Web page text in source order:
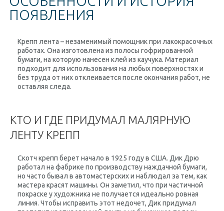
ПОЯВЛЕНИЯ
Крепп лента – незаменимый помощник при лакокрасочных
работах. Она изготовлена из полосы гофрированной
бумаги, на которую нанесен клей из каучука. Материал
подходит для использования на любых поверхностях и
без труда от них отклеивается после окончания работ, не
оставляя следа.
КТО И ГДЕ ПРИДУМАЛ МАЛЯРНУЮ
ЛЕНТУ КРЕПП
Скотч крепп берет начало в 1925 году в США. Дик Дрю
работал на фабрике по производству наждачной бумаги,
но часто бывал в автомастерских и наблюдал за тем, как
мастера красят машины. Он заметил, что при частичной
покраске у художника не получается идеально ровная
линия. Чтобы исправить этот недочет, Дик придумал